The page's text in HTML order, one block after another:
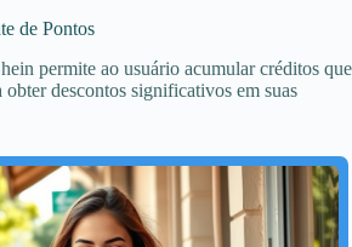
de Pontos
permite ao usuário acumular créditos que
descontos significativos em suas